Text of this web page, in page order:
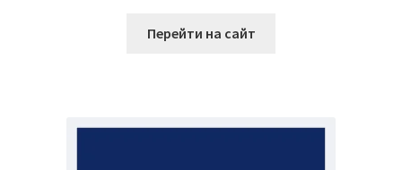
Перейти на сайт